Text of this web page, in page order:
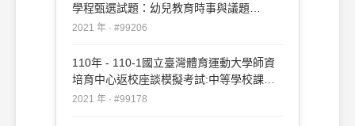
學程甄選試題：幼兒教育時事與議題
#99206
2021 年 · #99206
110年 - 110-1國立臺灣體育運動大學師資
培育中心返校座談模擬考試:中等學校課程
與教學#99178
2021 年 · #99178